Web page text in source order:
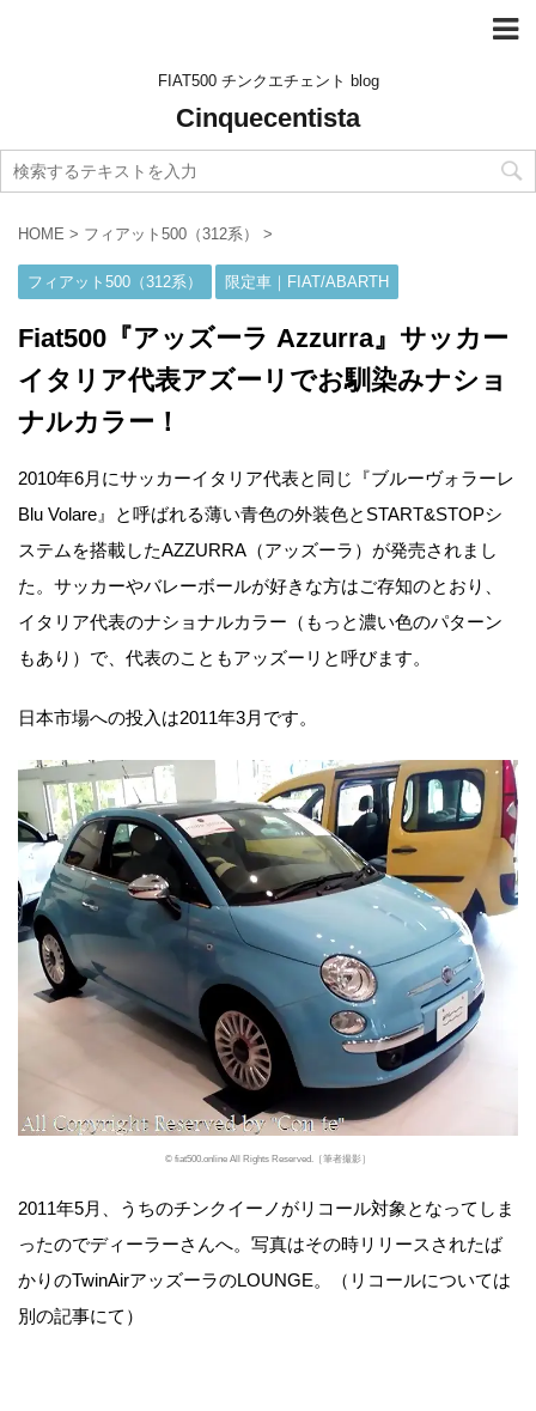
FIAT500 チンクエチェント blog
Cinquecentista
HOME > フィアット500（312系） >
フィアット500（312系） 限定車｜FIAT/ABARTH
Fiat500『アッズーラ Azzurra』サッカー
イタリア代表アズーリでお馴染みナショ
ナルカラー！
2010年6月にサッカーイタリア代表と同じ『ブルーヴォラーレ
Blu Volare』と呼ばれる薄い青色の外装色とSTART&STOPシ
ステムを搭載したAZZURRA（アッズーラ）が発売されまし
た。サッカーやバレーボールが好きな方はご存知のとおり、
イタリア代表のナショナルカラー（もっと濃い色のパターン
もあり）で、代表のこともアッズーリと呼びます。
日本市場への投入は2011年3月です。
© fiat500.online All Rights Reserved.［筆者撮影］
2011年5月、うちのチンクイーノがリコール対象となってしま
ったのでディーラーさんへ。写真はその時リリースされたば
かりのTwinAirアッズーラのLOUNGE。（リコールについては
別の記事にて）